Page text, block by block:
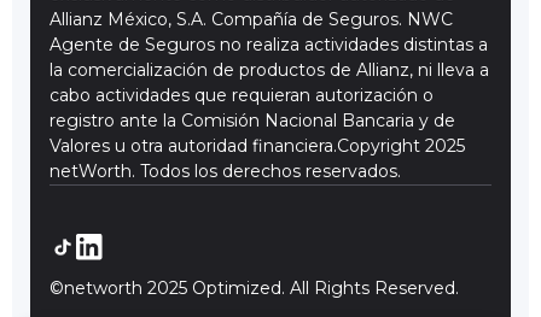
Allianz México, S.A. Compañía de Seguros. NWC
Agente de Seguros no realiza actividades distintas a
la comercialización de productos de Allianz, ni lleva a
cabo actividades que requieran autorización o
registro ante la Comisión Nacional Bancaria y de
Valores u otra autoridad financiera.Copyright 2025
netWorth. Todos los derechos reservados.
©networth 2025 Optimized. All Rights Reserved.